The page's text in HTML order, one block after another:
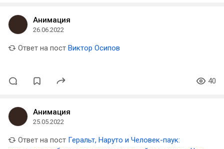
Анимация
26.06.2022
Ответ на пост Виктор Осипов
40
Анимация
25.05.2022
Ответ на пост Геральт, Наруто и Человек-паук: